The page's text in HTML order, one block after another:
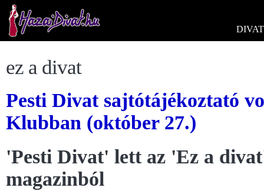
DIVAT
ez a divat
Pesti Divat sajtótájékoztató
Klubban (október 27.)
'Pesti Divat' lett az 'Ez a
magazinból